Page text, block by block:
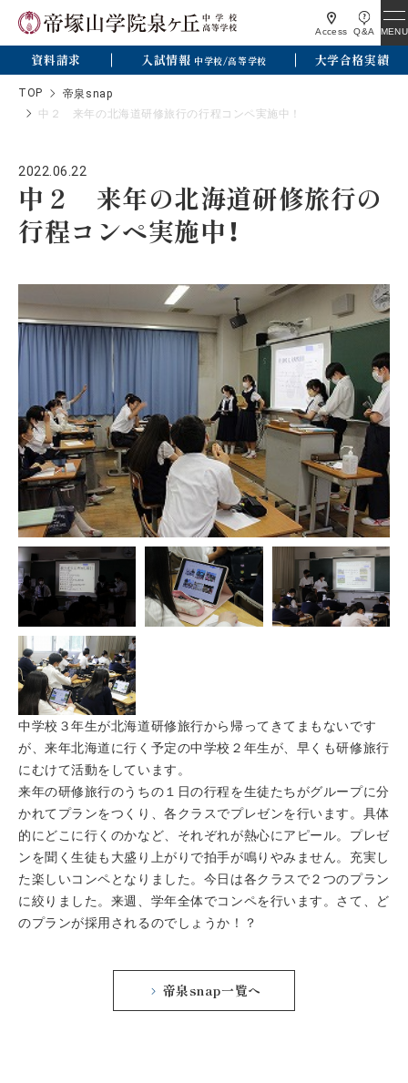
Access Q&A MENU
資料請求 入試情報 中学校/高等学校 大学合格実績
TOP
帝泉snap
中２ 来年の北海道研修旅行の行程コンペ実施中！
2022.06.22
中２ 来年の北海道研修旅行の
行程コンペ実施中！
中学校３年生が北海道研修旅行から帰ってきてまもないです
が、来年北海道に行く予定の中学校２年生が、早くも研修旅行
にむけて活動をしています。
来年の研修旅行のうちの１日の行程を生徒たちがグループに分
かれてプランをつくり、各クラスでプレゼンを行います。具体
的にどこに行くのかなど、それぞれが熱心にアピール。プレゼ
ンを聞く生徒も大盛り上がりで拍手が鳴りやみません。充実し
た楽しいコンペとなりました。今日は各クラスで２つのプラン
に絞りました。来週、学年全体でコンペを行います。さて、ど
のプランが採用されるのでしょうか！？
帝泉snap一覧へ